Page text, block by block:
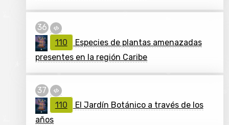
110
Especies de plantas amenazadas
presentes en la región Caribe
110
El Jardín Botánico a través de los
años